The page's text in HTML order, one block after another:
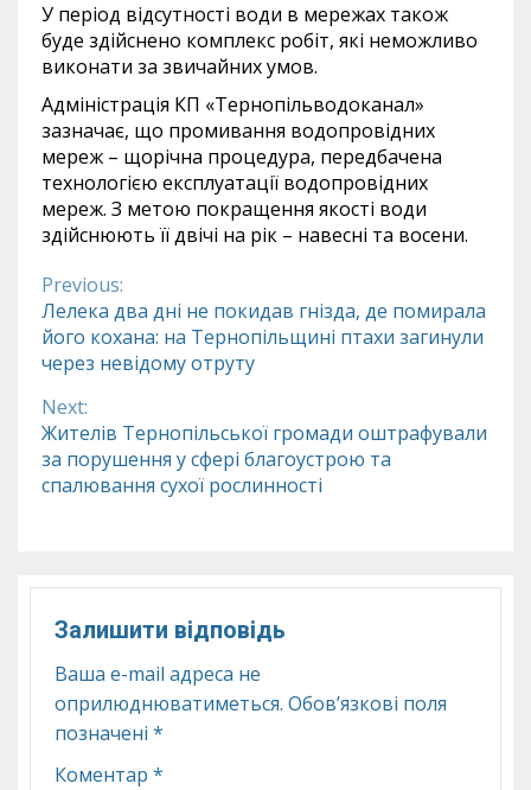
У період відсутності води в мережах також
буде здійснено комплекс робіт, які неможливо
виконати за звичайних умов.
Адміністрація КП «Тернопільводоканал»
зазначає, що промивання водопровідних
мереж – щорічна процедура, передбачена
технологією експлуатації водопровідних
мереж. З метою покращення якості води
здійснюють її двічі на рік – навесні та восени.
Continue
Reading
Previous:
Лелека два дні не покидав гнізда, де помирала
його кохана: на Тернопільщині птахи загинули
через невідому отруту
Next:
Жителів Тернопільської громади оштрафували
за порушення у сфері благоустрою та
спалювання сухої рослинності
Залишити відповідь
Ваша e-mail адреса не
оприлюднюватиметься. Обов’язкові поля
позначені *
Коментар *